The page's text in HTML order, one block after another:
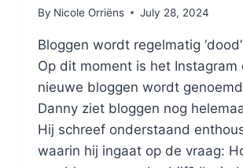
By Nicole Orriëns July 28, 2024
Bloggen wordt regelmatig
Op dit moment is het Instagram
nieuwe bloggen wordt
Danny ziet bloggen nog
Hij schreef onderstaand
waarin hij ingaat op de vraag: